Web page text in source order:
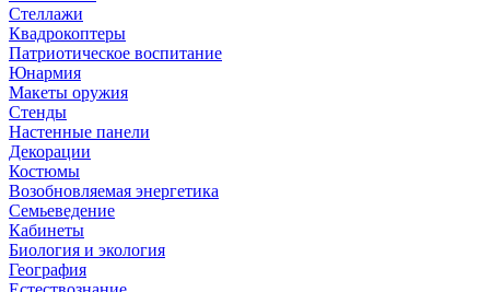
Стеллажи
Квадрокоптеры
Патриотическое воспитание
Юнармия
Макеты оружия
Стенды
Настенные панели
Декорации
Костюмы
Возобновляемая энергетика
Семьеведение
Кабинеты
Биология и экология
География